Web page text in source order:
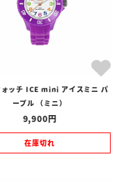
ォッチ ICE mini アイスミニ パ
ープル （ミニ）
9,900
在庫切れ